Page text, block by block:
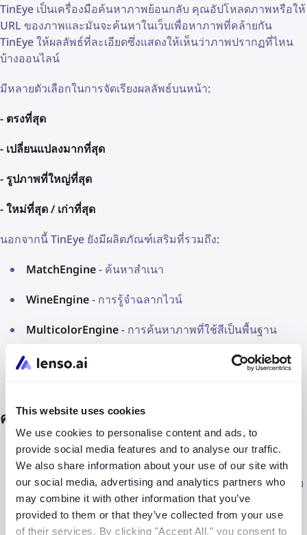
This website uses cookies
We use cookies to personalise content and ads, to
provide social media features and to analyse our traffic.
We also share information about your use of our site with
our social media, advertising and analytics partners who
may combine it with other information that you’ve
provided to them or that they’ve collected from your use
of their services. By clicking "Accept All," you consent to
TinEye เป็นเครื่องมือค้นหาภาพย้อนกลับ คุณอัปโหลดภาพหรือให้
URL ของภาพและมันจะค้นหาในเว็บเพื่อหาภาพที่คล้ายกัน
TinEye ให้ผลลัพธ์ที่ละเอียดซึ่งแสดงให้เห็นว่าภาพปรากฏที่ไหน
บ้างออนไลน์
มีหลายตัวเลือกในการจัดเรียงผลลัพธ์บนหน้า:
- ตรงที่สุด
- เปลี่ยนแปลงมากที่สุด
- รูปภาพที่ใหญ่ที่สุด
- ใหม่ที่สุด / เก่าที่สุด
นอกจากนี้ TinEye ยังมีผลิตภัณฑ์เสริมที่รวมถึง:
MatchEngine- ค้นหาสำเนา
WineEngine- การรู้จำฉลากไวน์
MulticolorEngine- การค้นหาภาพที่ใช้สีเป็นพื้นฐาน
ส่วนขยายเบราว์เซอร์
ความแตกต่างหลักระหว่าง lenso.ai และ TinEye
ฟังก์ชัน: TinEye มุ่งเน้นไปที่การหาที่ที่ภาพที่ตรงหรือคล้าย
กันปรากฏออนไลน์ ในขณะที่lenso.aiให้การวิเคราะห์ภาพ
อย่างละเอียดพร้อมกับความสามารถในการค้นหาภาพย้อนกลับ
เทคโนโลยี: TinEye ใช้การรู้จำภาพเพียงเพื่อจับคู่ภาพ ใน
ขณะที่lenso.aiใช้ AI เพื่อให้บริบทเพิ่มเติมเกี่ยวกับภาพและ